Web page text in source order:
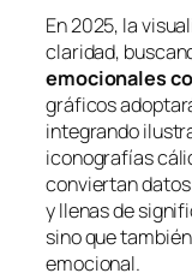
En 2025, la
claridad,
emocionales
gráficos
integrando
iconografías
conviertan
y llenas de
sino que
emocional.